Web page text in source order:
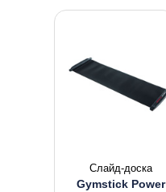
Слайд-доска
Gymstick Power